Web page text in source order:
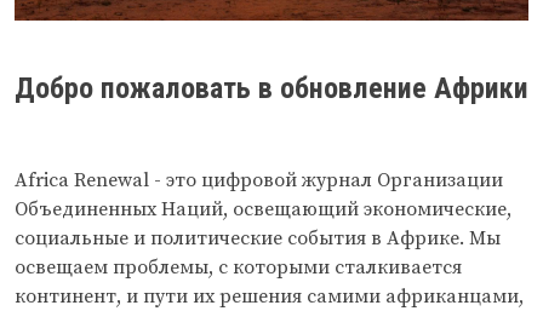
Добро пожаловать в обновление Африки
Africa Renewal - это цифровой журнал Организации
Объединенных Наций, освещающий экономические,
социальные и политические события в Африке. Мы
освещаем проблемы, с которыми сталкивается
континент, и пути их решения самими африканцами,